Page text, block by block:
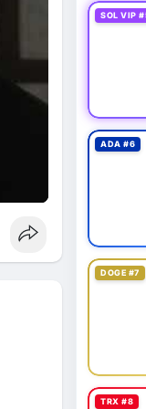
SOL VIP
ADA #6
DOGE #7
TRX #8